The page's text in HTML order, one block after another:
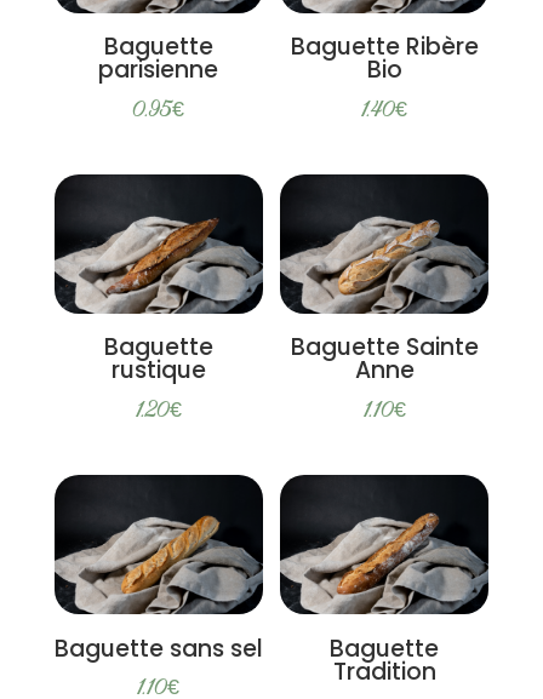
Baguette
parisienne
0.95€
Baguette Ribère
Bio
1.40€
Baguette
rustique
1.20€
Baguette Sainte
Anne
1.10€
Baguette sans sel
1.10€
Baguette
Tradition